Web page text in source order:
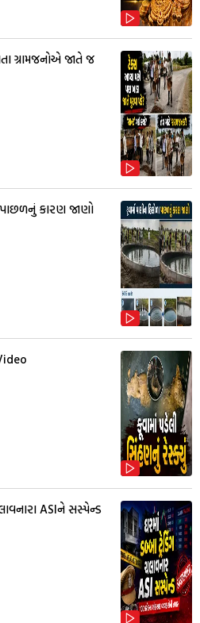
ગ્રામજનોએ જાતે જ
પાછળનું કારણ જાણો
ASIને સસ્પેન્ડ